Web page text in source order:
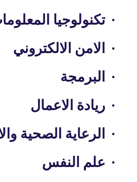
· تكنولوجيا
·
الامن الالكتروني
·
البرمجة
· ريادة الاعمال
·
الرعاية الصحية
· علم النفس